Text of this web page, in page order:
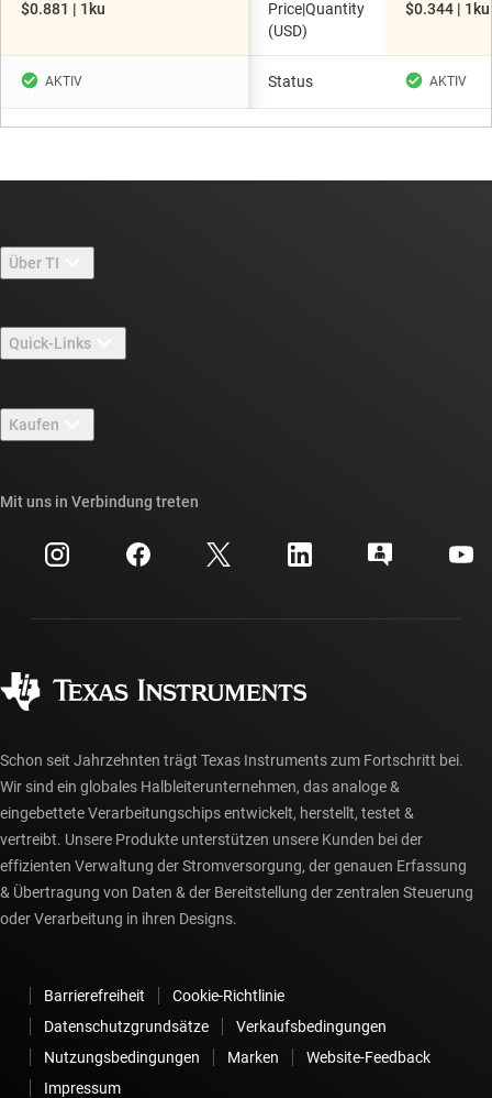
$0.881 | 1ku
Price|Quantity
(USD)
$0.344 | 1ku
Status
Über TI
Stellenangebote
Newsroom
Veranstaltungen
Investorenbeziehungen
Quick-Links
TI E2E™-Design-Support-Foren
Querverweis-Suche
Kundensupportzentrum
myTI-Konto FAQs
Kaufen
Häufig gestellte Fragen zu Bestellungen
Mit uns in Verbindung treten
Schon seit Jahrzehnten trägt Texas Instruments zum Fortschritt bei.
Wir sind ein globales Halbleiterunternehmen, das analoge &
eingebettete Verarbeitungschips entwickelt, herstellt, testet &
vertreibt. Unsere Produkte unterstützen unsere Kunden bei der
effizienten Verwaltung der Stromversorgung, der genauen Erfassung
& Übertragung von Daten & der Bereitstellung der zentralen Steuerung
oder Verarbeitung in ihren Designs.
Barrierefreiheit
Cookie-Richtlinie
Datenschutzgrundsätze
Verkaufsbedingungen
Nutzungsbedingungen
Marken
Website-Feedback
Impressum